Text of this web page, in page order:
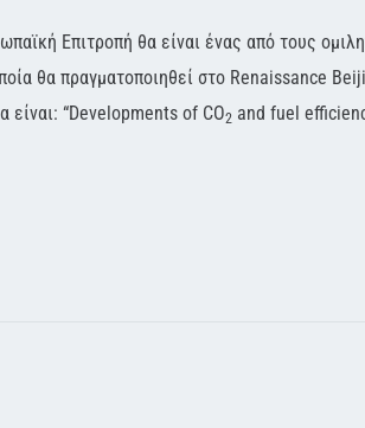
Επιτροπή θα είναι ένας από τους
θα πραγματοποιηθεί στο Renaissance
“Developments of CO2 and fuel